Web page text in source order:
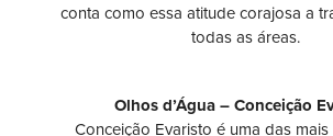
conta como essa atitude corajosa a
todas as áreas.
Olhos d’Água – Conceição
Conceição Evaristo é uma das